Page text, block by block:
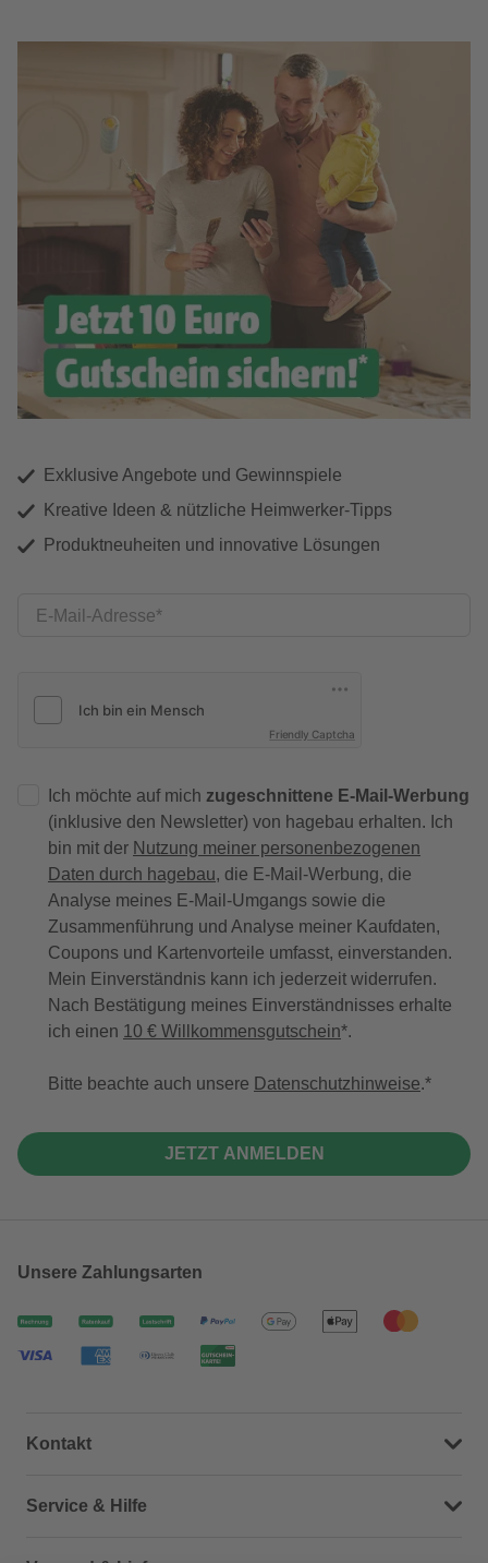
Exklusive Angebote und Gewinnspiele
Kreative Ideen & nützliche Heimwerker-Tipps
Produktneuheiten und innovative Lösungen
E-Mail-Adresse
Friendly Captcha
Ich möchte auf mich zugeschnittene E-Mail-Werbung
(inklusive den Newsletter) von hagebau erhalten. Ich
bin mit der Nutzung meiner personenbezogenen
Daten durch hagebau, die E-Mail-Werbung, die
Analyse meines E-Mail-Umgangs sowie die
Zusammenführung und Analyse meiner Kaufdaten,
Coupons und Kartenvorteile umfasst, einverstanden.
Mein Einverständnis kann ich jederzeit widerrufen.
Nach Bestätigung meines Einverständnisses erhalte
ich einen 10 € Willkommensgutschein*.
Bitte beachte auch unsere Datenschutzhinweise.
JETZT ANMELDEN
Unsere Zahlungsarten
Kontakt
Dein Kontakt zu uns
Service & Hilfe